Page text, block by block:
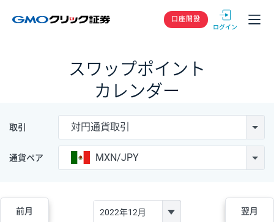
GMOクリック
口座開設
スワップポイント
カレンダー
取引 対円通貨取引
通貨ペア MXN/JPY
前月 翌月